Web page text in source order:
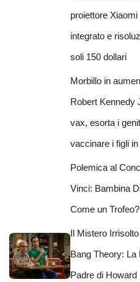
proiettore
integrato e
soli 150 dollari
Morbillo in
Robert Kennedy
vax, esorta i
vaccinare i figli
Polemica al
Vinci: Bambina
Come un Trofeo?
Il Mistero
Bang Theory: La
Padre di Howard